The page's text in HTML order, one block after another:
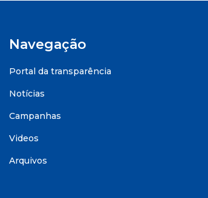
Navegação
Portal da transparência
Notícias
Campanhas
Videos
Arquivos